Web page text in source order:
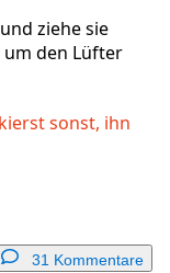
ziehe sie
um den Lüfter
sonst, ihn
31 Kommentare